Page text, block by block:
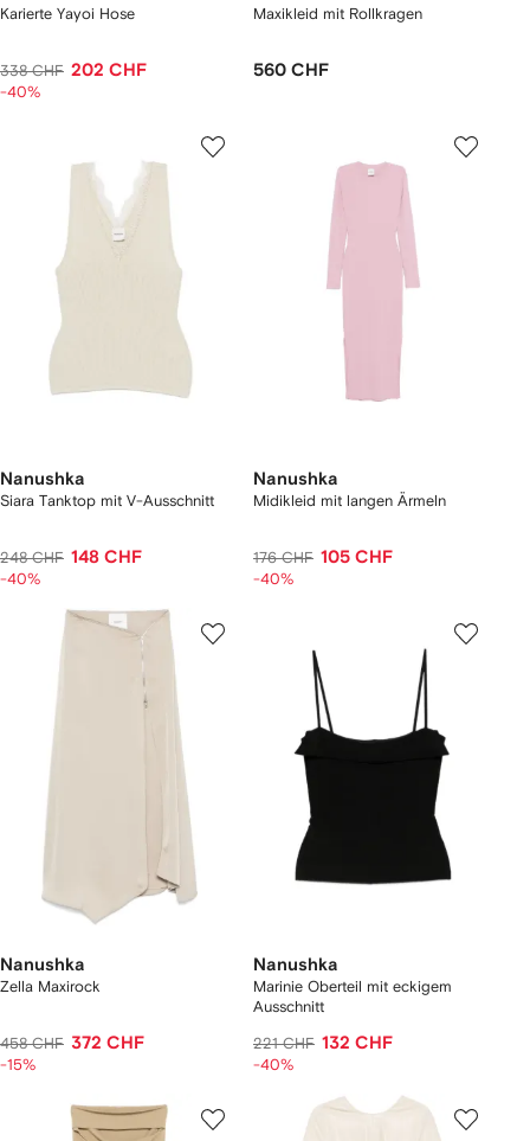
Karierte Yayoi Hose
338 CHF 202 CHF
-40%
Maxikleid mit Rollkragen
560 CHF
Nanushka
Siara Tanktop mit V-Ausschnitt
248 CHF 148 CHF
-40%
Nanushka
Midikleid mit langen Ärmeln
176 CHF 105 CHF
-40%
Nanushka
Zella Maxirock
458 CHF 372 CHF
-15%
Nanushka
Marinie Oberteil mit eckigem
Ausschnitt
221 CHF 132 CHF
-40%